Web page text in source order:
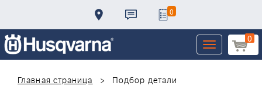
0
0
Toggle
navigation
Главная страница
Подбор детали